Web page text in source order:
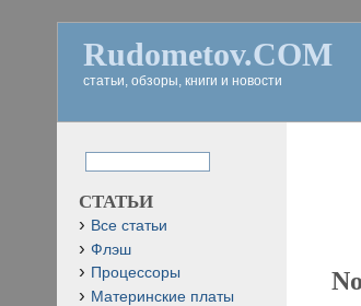
Rudometov.COM
статьи, обзоры, книги и новости
СТАТЬИ
Все статьи
Флэш
Процессоры
Материнские платы